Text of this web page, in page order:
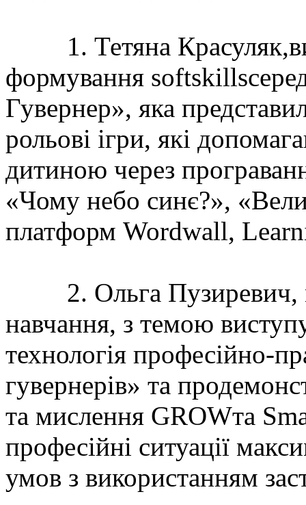
1. Тетяна
формування
Гувернер», яка
рольові ігри, які
дитиною через
«Чому небо синє?»,
платформ Wordwall,
2. Ольга Пузиревич,
навчання, з темою
технологія професійно-
гувернерів» та
та мислення GROWта
професійні ситуації
умов з використанням